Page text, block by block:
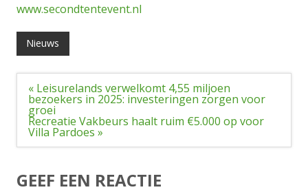
www.secondtentevent.nl
Nieuws
Bericht
navigatie
« Leisurelands verwelkomt 4,55 miljoen
bezoekers in 2025: investeringen zorgen voor
groei
Recreatie Vakbeurs haalt ruim €5.000 op voor
Villa Pardoes »
GEEF EEN REACTIE